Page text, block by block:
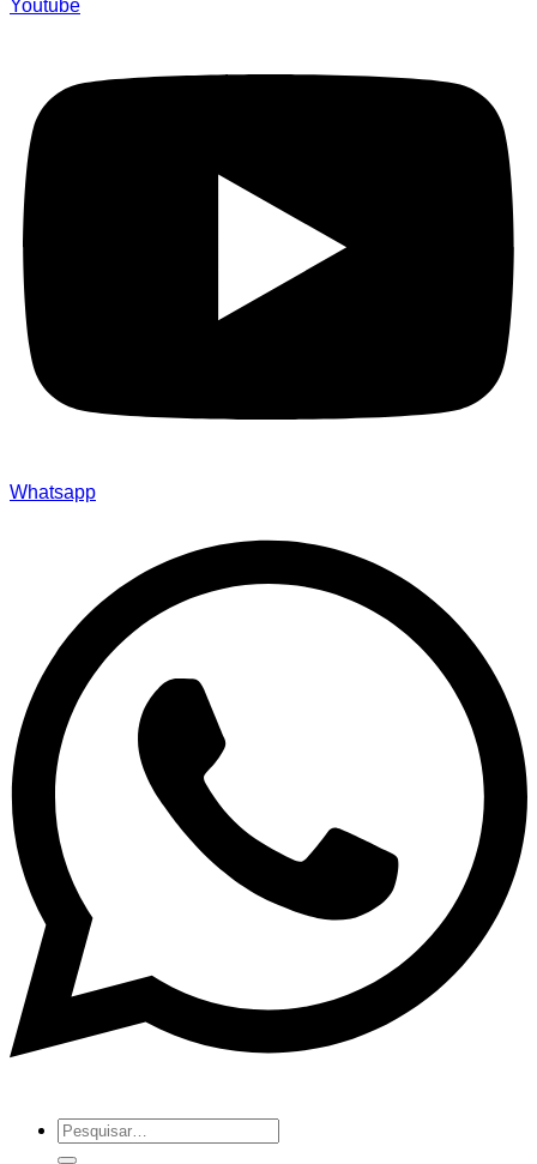
Youtube
Whatsapp
Pesquisar
por: